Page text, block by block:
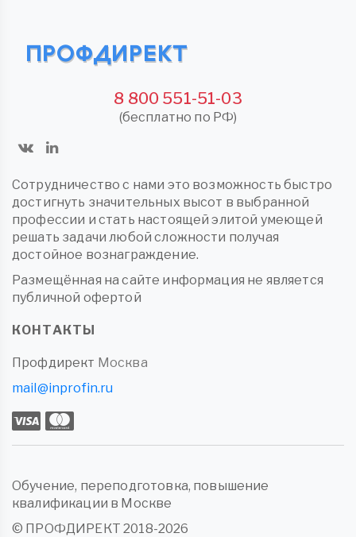
8 800 551-51-03
(бесплатно по РФ)
Сотрудничество с нами это возможность быстро
достигнуть значительных высот в выбранной
профессии и стать настоящей элитой умеющей
решать задачи любой сложности получая
достойное вознаграждение.
Размещённая на сайте информация не является
публичной офертой
КОНТАКТЫ
Профдирект Москва
mail@inprofin.ru
Обучение, переподготовка, повышение
квалификации в Москве
© ПРОФДИРЕКТ 2018-2026